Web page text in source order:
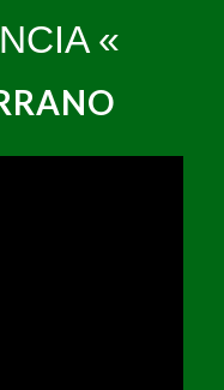
«